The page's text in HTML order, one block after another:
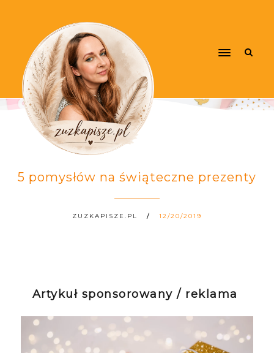
5 pomysłów na świąteczne prezenty
ZUZKAPISZE.PL 12/20/2019
Artykuł sponsorowany / reklama